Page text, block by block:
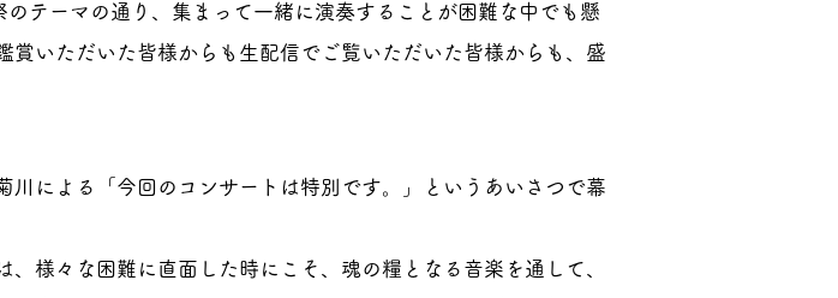
テーマの通り、集まって一緒に演奏することが困難な中でも懸
いただいた皆様からも生配信でご覧いただいた皆様からも、盛
川による「今回のコンサートは特別です。」というあいさつで幕
、様々な困難に直面した時にこそ、魂の糧となる音楽を通して、